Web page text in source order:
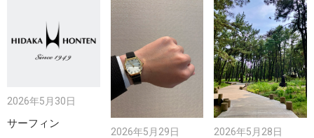
2026年5月30日
サーフィン
2026年5月29日 2026年5月28日